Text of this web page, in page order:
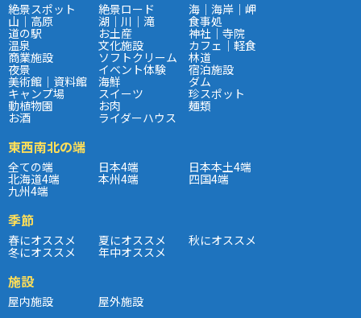
絶景スポット 絶景ロード 海｜海岸｜岬
山｜高原 湖｜川｜滝 食事処
道の駅 お土産 神社｜寺院
温泉 文化施設 カフェ｜軽食
商業施設 ソフトクリーム 林道
夜景 イベント体験 宿泊施設
美術館｜資料館 海鮮 ダム
キャンプ場 スイーツ 珍スポット
動植物園 お肉 麺類
お酒 ライダーハウス
東西南北の端
全ての端 日本4端 日本本土4端
北海道4端 本州4端 四国4端
九州4端
季節
春にオススメ 夏にオススメ 秋にオススメ
冬にオススメ 年中オススメ
施設
屋内施設 屋外施設